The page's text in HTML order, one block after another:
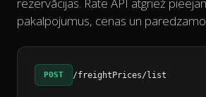
rezervācijas. Rate API atgriež
pakalpojumus, cenas un
POST /freightPrices/list